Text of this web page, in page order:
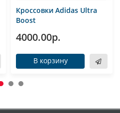
Кроссовки Adidas Ultra
Boost
4000.00р.
В корзину